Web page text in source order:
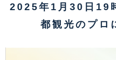
2025年1月30日19
都観光のプロ